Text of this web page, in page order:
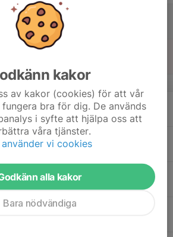
v.34 kakor
av kakor (cookies) för att vår
bra för dig. De används
i syfte att hjälpa oss att
våra tjänster.
använder vi cookies
alla kakor
Bara nödvändiga